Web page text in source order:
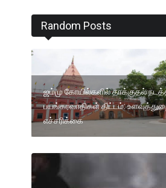
Random Posts
ஜம்மு கோயில்களில் தாக்குதல்
பயங்கரவாதிகள் திட்டம்:
எச்சரிக்கை